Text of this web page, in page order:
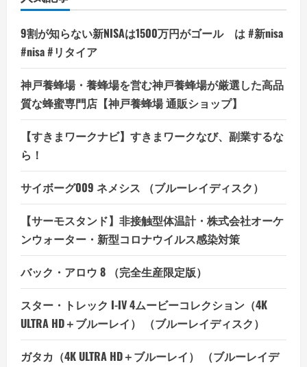
9割が知らない新NISAは1500万円がゴール は #新nisa
#nisa #リタイア
神戸養蜂場・養蜂場を営む神戸養蜂場が厳選した高品
質な蜂蜜専門店【神戸養蜂場 通販ショップ】
【すきまワークナビ】すきまワークなび、副業するな
ら！
サイボーグ009 ネメシス （ブルーレイディスク）
【サーモスタンド】非接触型体温計・株式会社オーケ
ンウォーター・新型コロナウイルス感染対策
バック・アロウ 8 （完全生産限定版）
スター・トレック I-IV 4ムービーコレクション（4K
ULTRA HD＋ブルーレイ） （ブルーレイディスク）
ガタカ（4K ULTRA HD＋ブルーレイ） （ブルーレイデ